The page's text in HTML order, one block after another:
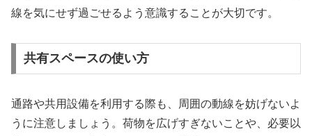
線を気にせず過ごせるよう意識することが大切です。
共有スペースの使い方
通路や共用設備を利用する際も、周囲の動線を妨げないよ
うに注意しましょう。荷物を広げすぎないことや、必要以